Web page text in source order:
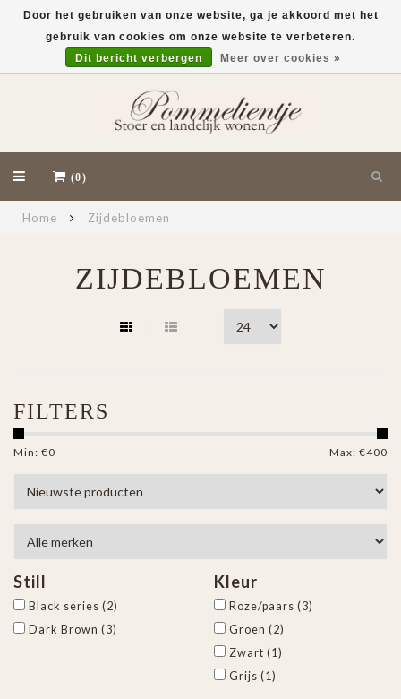
(0)
Home Zijdebloemen
ZIJDEBLOEMEN
FILTERS
Min: €0 Max: €400
Still
Black series (2)
Dark Brown (3)
Kleur
Roze/paars (3)
Groen (2)
Zwart (1)
Grijs (1)
Door het gebruiken van onze website, ga je akkoord met het
gebruik van cookies om onze website te verbeteren.
Dit bericht verbergen
Meer over cookies »